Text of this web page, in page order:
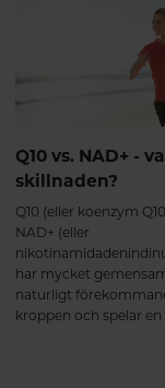
balans, återhämtning,
lättare insomning.
kroppen vid perioder av
nervositet,
Stödjer sexuell hälsa
till uthållighet och ökad
(Affron®) bidrar till
emotionell balans,
sinnesstämning samt
sexlust (libido). B6 (P-
till att reglera
samt nervsystemets
funktion.
inom traditionell
behandla allt från
till näringsbrist. I den
kommer vi att
fördelarna med
användningsområden,
du kan införliva den i
kost.
Q10 vs. NAD+ -
skillnaden?
Q10 (eller koenzym
NAD+ (eller
har mycket
naturligt
kroppen och spelar en